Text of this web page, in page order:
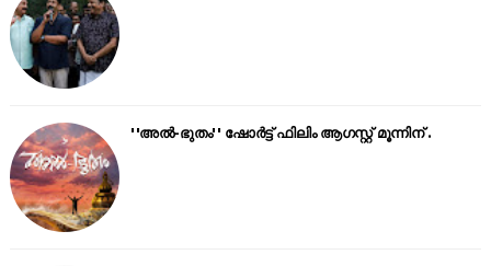
''അൽ-ഭുതം'' ഷോർട്ട് ഫിലിം ആഗസ്റ്റ് മൂന്നിന് .